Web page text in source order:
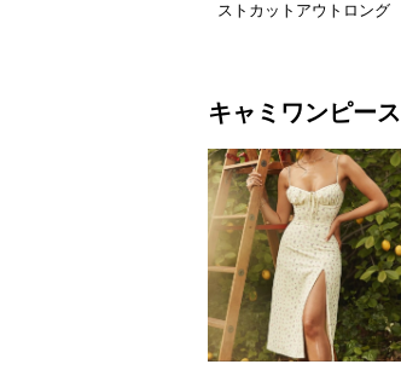
ストカットアウトロング
キャミワンピース